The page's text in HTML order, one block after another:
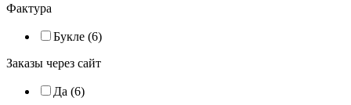
Фактура
Букле (6)
Заказы через сайт
Да (6)